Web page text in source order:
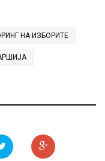
НА ИЗБОРИТЕ